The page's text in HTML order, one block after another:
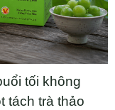
tối không
tách trà thảo